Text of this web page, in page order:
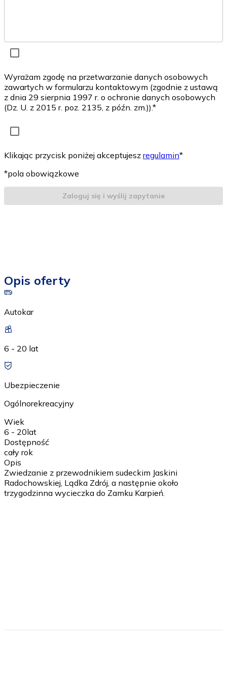
Wyrażam zgodę na przetwarzanie danych osobowych
zawartych w formularzu kontaktowym (zgodnie z ustawą
z dnia 29 sierpnia 1997 r. o ochronie danych osobowych
(Dz. U. z 2015 r. poz. 2135, z późn. zm.)).*
Klikając przycisk poniżej akceptujesz regulamin*
*pola obowiązkowe
Zaloguj się i wyślij zapytanie
Opis oferty
Autokar
6 - 20 lat
Ubezpieczenie
Ogólnorekreacyjny
Wiek
6 - 20lat
Dostępność
cały rok
Opis
Zwiedzanie z przewodnikiem sudeckim Jaskini
Radochowskiej, Lądka Zdrój, a następnie około
trzygodzinna wycieczka do Zamku Karpień.